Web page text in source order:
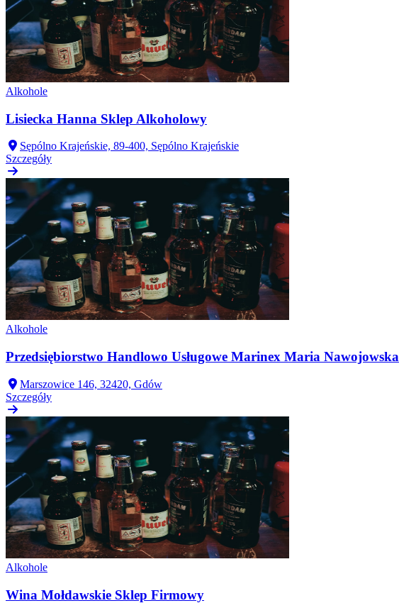
Alkohole
Lisiecka Hanna Sklep Alkoholowy
Sępólno Krajeńskie, 89-400, Sępólno Krajeńskie
Szczegóły
Alkohole
Przedsiębiorstwo Handlowo Usługowe Marinex Maria Nawojowska
Marszowice 146, 32420, Gdów
Szczegóły
Alkohole
Wina Mołdawskie Sklep Firmowy